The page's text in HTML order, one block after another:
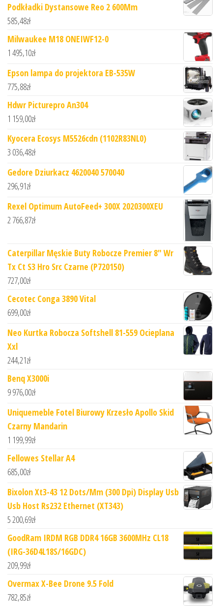
Podkładki Dystansowe Reo 2 600Mm
585,48zł
Milwaukee M18 ONEIWF12-0
1 495,10zł
Epson lampa do projektora EB-535W
775,88zł
Hdwr Picturepro An304
1 159,00zł
Kyocera Ecosys M5526cdn (1102R83NL0)
3 036,48zł
Gedore Dziurkacz 4620040 570040
296,91zł
Rexel Optimum AutoFeed+ 300X 2020300XEU
2 766,87zł
Caterpillar Męskie Buty Robocze Premier 8" Wr
Tx Ct S3 Hro Src Czarne (P720150)
727,00zł
Cecotec Conga 3890 Vital
699,00zł
Neo Kurtka Robocza Softshell 81-559 Ocieplana
Xxl
244,21zł
Benq X3000i
9 976,00zł
Uniquemeble Fotel Biurowy Krzesło Apollo Skid
Czarny Mandarin
1 199,99zł
Fellowes Stellar A4
685,00zł
Bixolon Xt3-43 12 Dots/Mm (300 Dpi) Display Usb
Usb Host Rs232 Ethernet (XT343)
5 200,69zł
GoodRam IRDM RGB DDR4 16GB 3600MHz CL18
(IRG-36D4L18S/16GDC)
209,99zł
Overmax X-Bee Drone 9.5 Fold
782,85zł